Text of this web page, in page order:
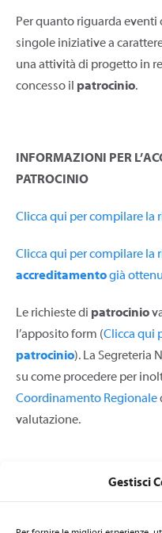
Gestisci
Per quanto riguarda
singole iniziative a
una attività di progetto in
concesso il patrocinio.
INFORMAZIONI PER
PATROCINIO
Clicca qui per compilare la
Clicca qui per compilare la
accreditamentogià
Le richieste di patrocinio
l’apposito form (Clicca qui
patrocinio). La Segreteria
su come procedere per
Coordinamento Regionale
valutazione.